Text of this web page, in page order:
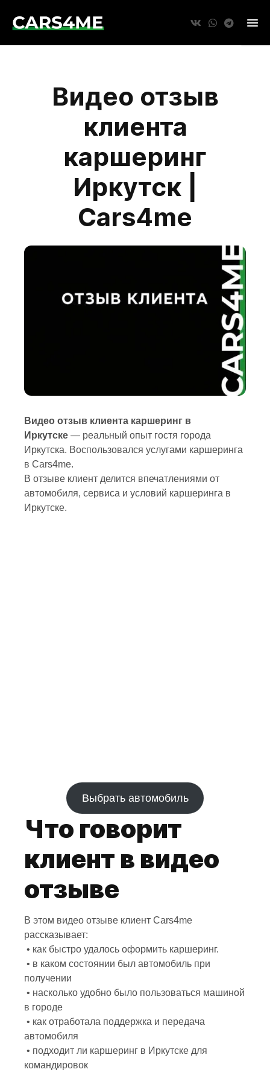
Видео отзыв
клиента
каршеринг
Иркутск |
Cars4me
Видео отзыв клиента каршеринг в
Иркутске — реальный опыт гостя города
Иркутска. Воспользовался услугами каршеринга
в Cars4me.
В отзыве клиент делится впечатлениями от
автомобиля, сервиса и условий каршеринга в
Иркутске.
Выбрать автомобиль
Что говорит
клиент в видео
отзыве
В этом видео отзыве клиент Cars4me
рассказывает:
• как быстро удалось оформить каршеринг.
• в каком состоянии был автомобиль при
получении
• насколько удобно было пользоваться машиной
в городе
• как отработала поддержка и передача
автомобиля
• подходит ли каршеринг в Иркутске для
командировок